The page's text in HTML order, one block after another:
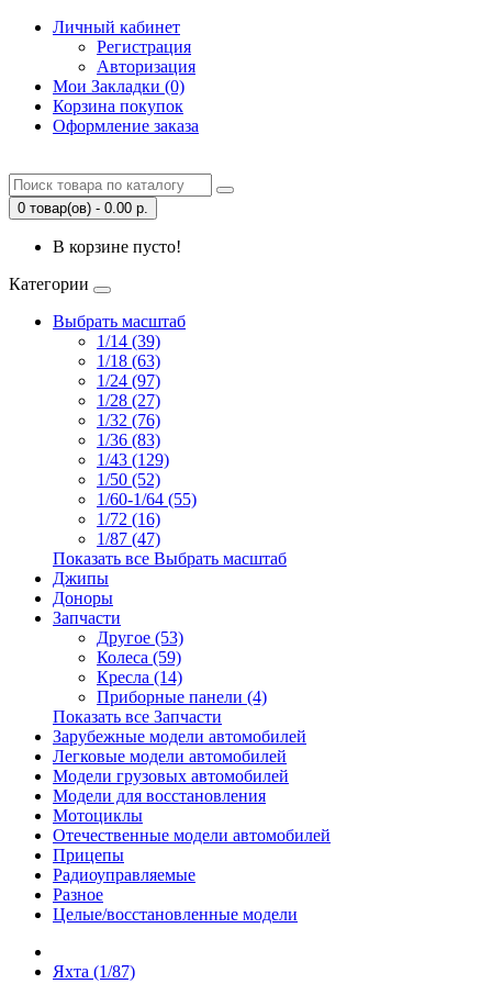
Личный кабинет
Регистрация
Авторизация
Мои Закладки (0)
Корзина покупок
Оформление заказа
0 товар(ов) - 0.00 р.
В корзине пусто!
Категории
Выбрать масштаб
1/14 (39)
1/18 (63)
1/24 (97)
1/28 (27)
1/32 (76)
1/36 (83)
1/43 (129)
1/50 (52)
1/60-1/64 (55)
1/72 (16)
1/87 (47)
Показать все Выбрать масштаб
Джипы
Доноры
Запчасти
Другое (53)
Колеса (59)
Кресла (14)
Приборные панели (4)
Показать все Запчасти
Зарубежные модели автомобилей
Легковые модели автомобилей
Модели грузовых автомобилей
Модели для восстановления
Мотоциклы
Отечественные модели автомобилей
Прицепы
Радиоуправляемые
Разное
Целые/восстановленные модели
Яхта (1/87)